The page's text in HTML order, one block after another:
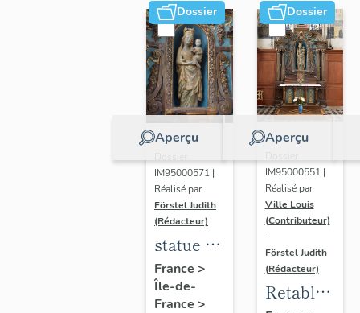
Dossier
Aperçu
IM95000571 |
Réalisé par
Förstel Judith
(Rédacteur)
statue de
la Vierge
à
France >
Île-de-
France >
Dossier
Aperçu
IM95000551 |
Réalisé par
Ville Louis
(Contributeur)
-
Förstel Judith
(Rédacteur)
Retable